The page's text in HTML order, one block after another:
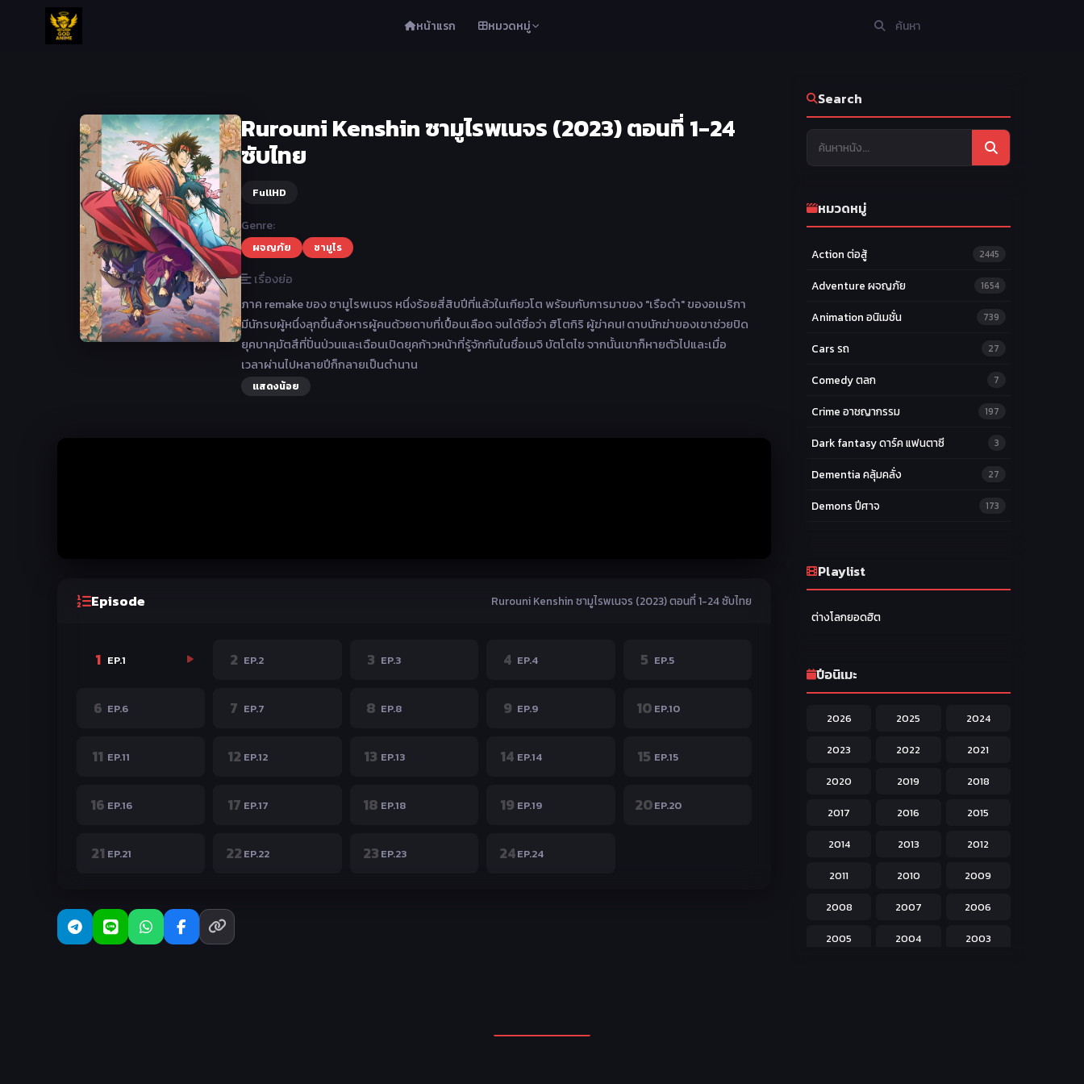
หน้าแรก หมวดหมู่
Rurouni Kenshin ซามูไรพเนจร (2023) ตอนที่ 1-24
ซับไทย
FullHD
Genre:
ผจญภัย ซามูไร
เรื่องย่อ
ภาค remake ของ ซามูไรพเนจร หนึ่งร้อยสี่สิบปีที่แล้วในเกียวโต พร้อมกับการมาของ "เรือดำ" ของอเมริกา
มีนักรบผู้หนึ่งลุกขึ้นสังหารผู้คนด้วยดาบที่เปื้อนเลือด จนได้ชื่อว่า ฮิโตกิริ ผู้ฆ่าคน! ดาบนักฆ่าของเขาช่วยปิด
ยุคบาคุมัตสึที่ปั่นป่วนและเฉือนเปิดยุคก้าวหน้าที่รู้จักกันในชื่อเมจิ บัตโตไซ จากนั้นเขาก็หายตัวไปและเมื่อ
เวลาผ่านไปหลายปีก็กลายเป็นตำนาน
แสดงน้อย
Episode Rurouni Kenshin ซามูไรพเนจร (2023) ตอนที่ 1-24 ซับไทย
1 EP.1 2 EP.2 3 EP.3 4 EP.4 5 EP.5
6 EP.6 7 EP.7 8 EP.8 9 EP.9 10 EP.10
11 EP.11 12 EP.12 13 EP.13 14 EP.14 15 EP.15
16 EP.16 17 EP.17 18 EP.18 19 EP.19 20EP.20
21 EP.21 22 EP.22 23 EP.23 24EP.24
Search
หมวดหมู่
Action ต่อสู้ 2445
Adventure ผจญภัย 1654
Animation อนิเมชั่น 739
Cars รถ 27
Comedy ตลก 7
Crime อาชญากรรม 197
Dark fantasy ดาร์ค แฟนตาซี 3
Dementia คลุ้มคลั่ง 27
Demons ปีศาจ 173
Ecchi หื่น
Harem ฮาเร็ม 60
Hentai ลามก 42
Historical ประวัติศาสตร์
Horror หลอน
Isekai ต่างโลก 208
Josei สำหรับผู้หญิง
Kids สำหรับเด็ก 227
Magic เวทย์มนต์ 108
Martial Arts ศิลปะการต่อสู้ 38
Playlist
ต่างโลกยอดฮิต
ปีอนิเมะ
2026 2025 2024
2023 2022 2021
2020 2019 2018
2017 2016 2015
2014 2013 2012
2011 2010 2009
2008 2007 2006
2005 2004 2003